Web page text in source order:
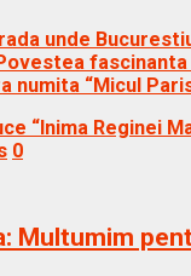
unde
numita “Micul
“Inima Reginei
0
Multumim